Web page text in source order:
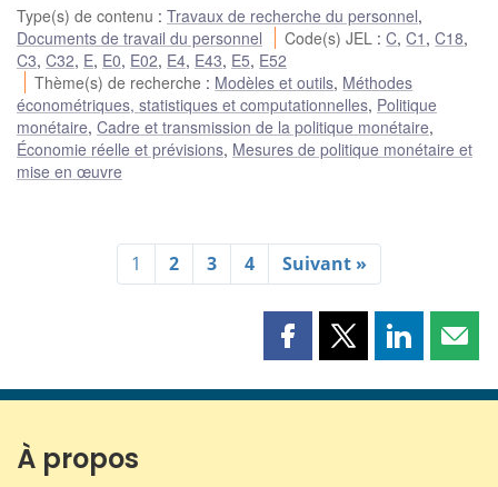
Type(s) de contenu : Travaux de recherche du personnel,
Documents de travail du personnel
Code(s) JEL :C,C1 ,C18,
C3, C32, E, E0, E02, E4, E43, E5, E52
Thème(s) de recherche : Modèles et outils, Méthodes
économétriques, statistiques et computationnelles, Politique
monétaire, Cadre et transmission de la politique monétaire,
Économie réelle et prévisions, Mesures de politique monétaire et
mise en œuvre
1 2 3 4 Suivant »
Partager
page
Partager
page
Partager
page page
À propos